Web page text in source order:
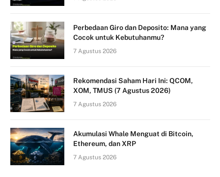
Perbedaan Giro dan Deposito: Mana yang
Cocok untuk Kebutuhanmu?
7 Agustus 2026
Rekomendasi Saham Hari Ini: QCOM,
XOM, TMUS (7 Agustus 2026)
7 Agustus 2026
Akumulasi Whale Menguat di Bitcoin,
Ethereum, dan XRP
7 Agustus 2026